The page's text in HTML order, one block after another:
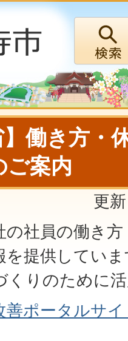
】働き方・
ご案内
更
の社員の働き
を提供してい
くりのために
善ポータルサ